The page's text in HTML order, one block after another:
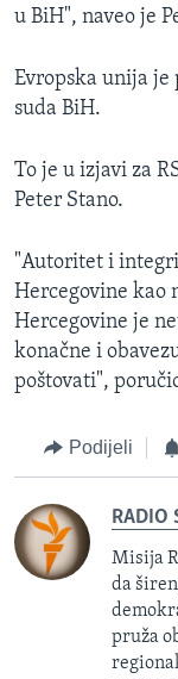
u BiH", naveo je
Evropska unija je
suda BiH.
To je u izjavi za
Peter Stano.
"Autoritet i
Hercegovine kao
Hercegovine je
konačne i
poštovati",
Podijeli
RADIO
Misija
da
pruža